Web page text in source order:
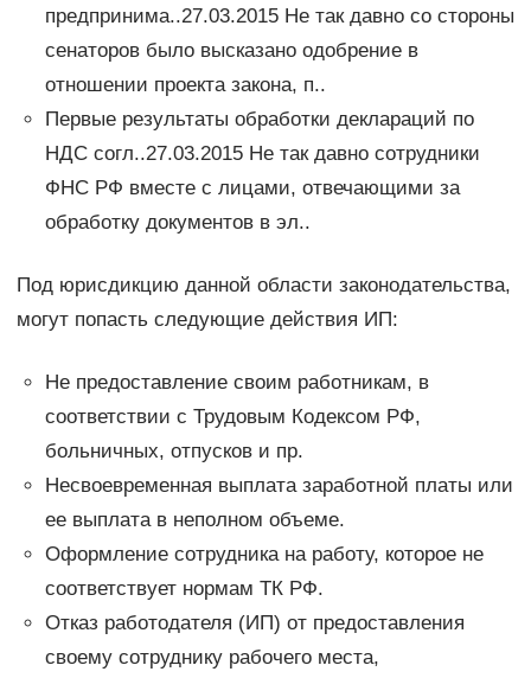
предпринима..27.03.2015 Не так давно со стороны
сенаторов было высказано одобрение в
отношении проекта закона, п..
Первые результаты обработки деклараций по
НДС согл..27.03.2015 Не так давно сотрудники
ФНС РФ вместе с лицами, отвечающими за
обработку документов в эл..
Под юрисдикцию данной области законодательства,
могут попасть следующие действия ИП:
Не предоставление своим работникам, в
соответствии с Трудовым Кодексом РФ,
больничных, отпусков и пр.
Несвоевременная выплата заработной платы или
ее выплата в неполном объеме.
Оформление сотрудника на работу, которое не
соответствует нормам ТК РФ.
Отказ работодателя (ИП) от предоставления
своему сотруднику рабочего места,